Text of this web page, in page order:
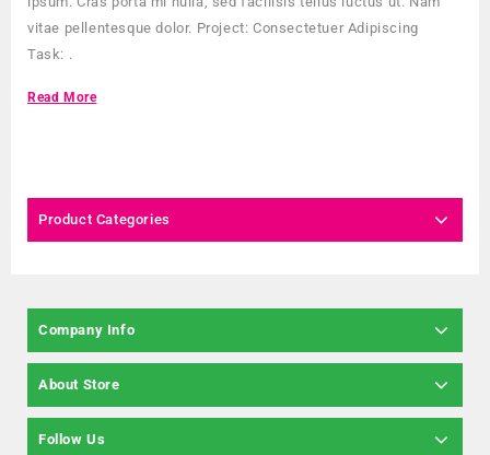
vitae pellentesque dolor. Project: Consectetuer Adipiscing
Task: .
Read More
Product Categories
Company Info
About Store
Follow Us